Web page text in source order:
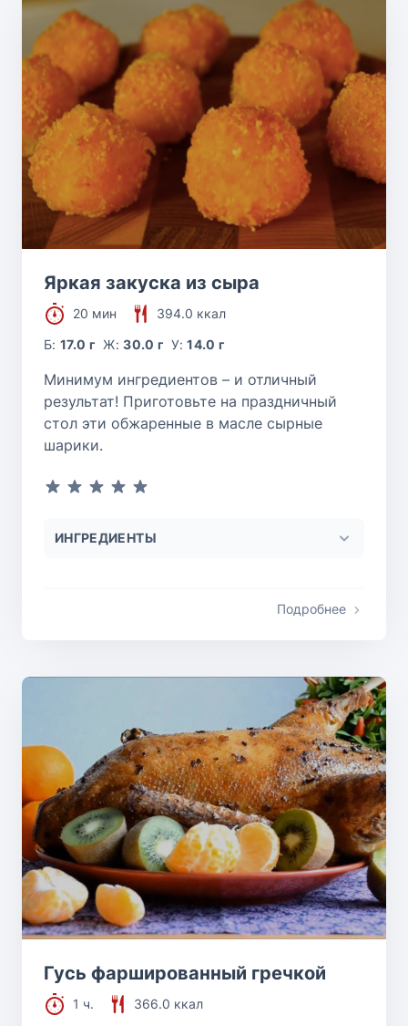
Яркая закуска из сыра
20 мин
394.0 ккал
Б:17.0 г Ж:30.0 г У:14.0 г
Минимум ингредиентов – и отличный
результат! Приготовьте на праздничный
стол эти обжаренные в масле сырные
шарики.
ИНГРЕДИЕНТЫ
Подробнее
Гусь фаршированный гречкой
1 ч.
366.0 ккал